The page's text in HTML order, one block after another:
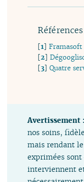
Références
[1]Framasoft
[2]
[3]Quatre
Avertissement
nos soins,
mais rendant
exprimées sont
interviennent